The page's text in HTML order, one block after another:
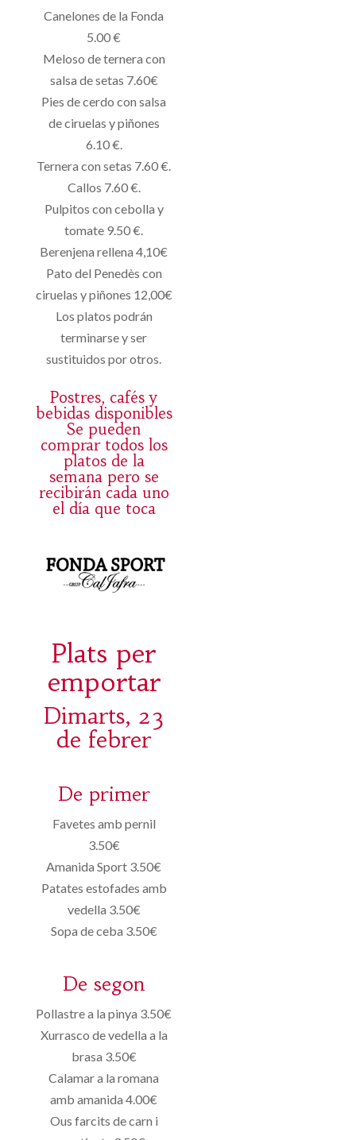
Canelones de la Fonda
5.00 €
Meloso de ternera con
salsa de setas 7.60€
Pies de cerdo con salsa
de ciruelas y piñones
6.10 €.
Ternera con setas 7.60 €.
Callos 7.60 €.
Pulpitos con cebolla y
tomate 9.50 €.
Berenjena rellena 4,10€
Pato del Penedès con
ciruelas y piñones 12,00€
Los platos podrán
terminarse y ser
sustituidos por otros.
Postres, cafés y
bebidas disponibles
Se pueden
comprar todos los
platos de la
semana pero se
recibirán cada uno
el día que toca
Plats per
emportar
Dimarts, 23
de febrer
De primer
Favetes amb pernil
3.50€
Amanida Sport 3.50€
Patates estofades amb
vedella 3.50€
Sopa de ceba 3.50€
De segon
Pollastre a la pinya 3.50€
Xurrasco de vedella a la
brasa 3.50€
Calamar a la romana
amb amanida 4.00€
Ous farcits de carn i